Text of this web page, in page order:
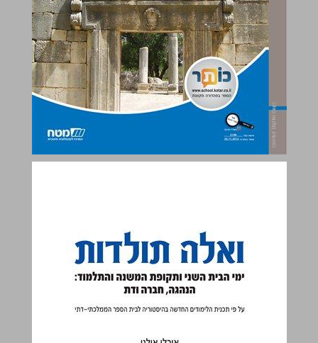
ואלה תולדות ימי הבית השני ותקופת המשנה והתלמוד: הנהגה, חברה ודת ... 0